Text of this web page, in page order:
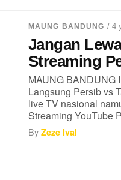
MAUNG BANDUNG / 4
Jangan
Streaming
MAUNG BANDUNG
Langsung Persib vs
live TV nasional
Streaming YouTube
By Zeze Ival